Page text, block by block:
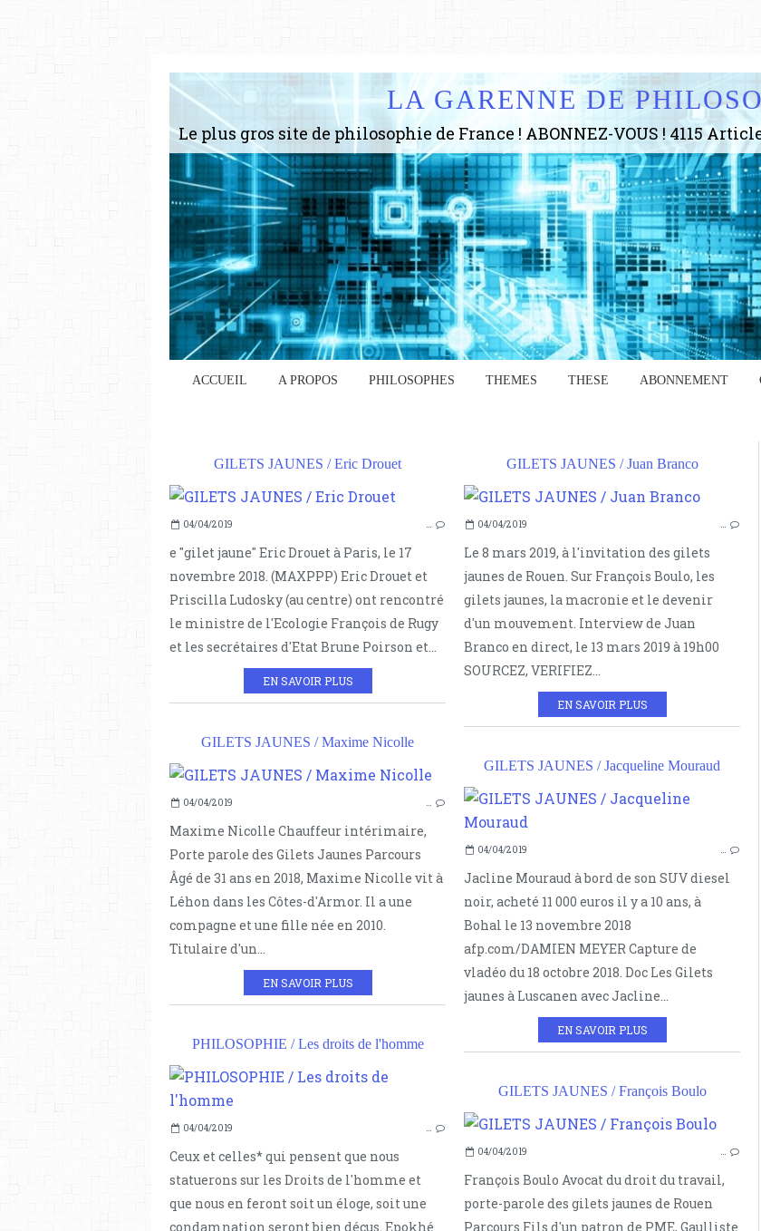
LA GARENNE DE
ACCUEIL A PROPOS PHILOSOPHES THEMES THESE ABONNEMENT
GILETS JAUNES / Eric Drouet
GILETS JAUNES
04/04/2019 …
e "gilet jaune" Eric Drouet à Paris, le 17
novembre 2018. (MAXPPP) Eric Drouet et
Priscilla Ludosky (au centre) ont rencontré
le ministre de l'Ecologie François de Rugy
et les secrétaires d'Etat Brune Poirson et...
EN SAVOIR PLUS
GILETS JAUNES / Juan Branco
04/04/2019 …
Le 8 mars 2019, à l'invitation des gilets
jaunes de Rouen. Sur François Boulo, les
gilets jaunes, la macronie et le devenir
d'un mouvement. Interview de Juan
Branco en direct, le 13 mars 2019 à 19h00
SOURCEZ, VERIFIEZ...
EN SAVOIR PLUS
GILETS JAUNES / Maxime Nicolle
GILETS JAUNES
04/04/2019 …
Maxime Nicolle Chauffeur intérimaire,
Porte parole des Gilets Jaunes Parcours
Âgé de 31 ans en 2018, Maxime Nicolle vit à
Léhon dans les Côtes-d'Armor. Il a une
compagne et une fille née en 2010.
Titulaire d'un...
EN SAVOIR PLUS
GILETS JAUNES / Jacqueline Mouraud
04/04/2019 …
Jacline Mouraud à bord de son SUV diesel
noir, acheté 11 000 euros il y a 10 ans, à
Bohal le 13 novembre 2018
afp.com/DAMIEN MEYER Capture de
vladéo du 18 octobre 2018. Doc Les Gilets
jaunes à Luscanen avec Jacline...
EN SAVOIR PLUS
PHILOSOPHIE / Les droits de l'homme
DROITS DE L'HOMME
04/04/2019 …
Ceux et celles* qui pensent que nous
statuerons sur les Droits de l'homme et
que nous en feront soit un éloge, soit une
condamnation seront bien déçus. Epokhé
GILETS JAUNES / François Boulo
04/04/2019 …
François Boulo Avocat du droit du travail,
porte-parole des gilets jaunes de Rouen
Parcours Fils d'un patron de PME, Gaulliste